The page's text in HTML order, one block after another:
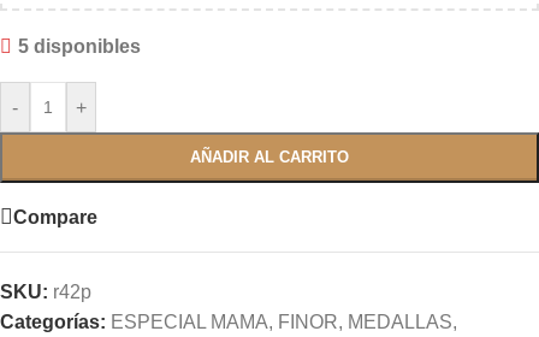
5 disponibles
- +
AÑADIR AL CARRITO
Compare
SKU: r42p
Categorías: ESPECIAL MAMA, FINOR, MEDALLAS,